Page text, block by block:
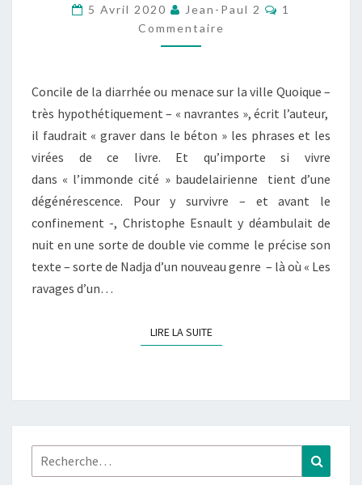
JOUIR
ET
AUTRES
NAVRANTS
5 Avril 2020 Jean-Paul 2
1
Commentaire
Concile de la diarrhée ou menace sur la ville Quoique –
très hypothétiquement – « navrantes », écrit l’auteur,
il faudrait « graver dans le béton » les phrases et les
virées de ce livre. Et qu’importe si vivre
dans « l’immonde cité » baudelairienne tient d’une
dégénérescence. Pour y survivre – et avant le
confinement -, Christophe Esnault y déambulait de
nuit en une sorte de double vie comme le précise son
texte – sorte de Nadja d’un nouveau genre – là où « Les
ravages d’un…
LIRE LA SUITELIRE LA SUITE
Rechercher :